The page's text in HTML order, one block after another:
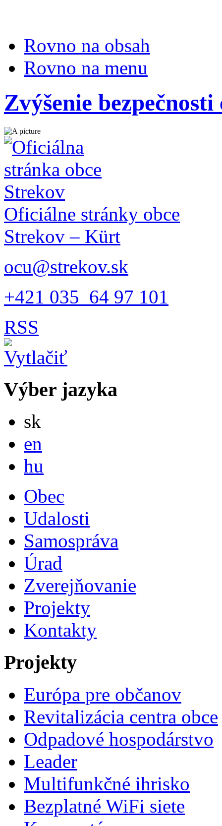
Rovno na obsah
Rovno na menu
Zvýšenie
Oficiálne stránky obce
Strekov – Kürt
ocu@strekov.sk
+421 035 64 97 101
RSS
Výber jazyka
sk
en
hu
Obec
Udalosti
Samospráva
Úrad
Zverejňovanie
Projekty
Kontakty
Projekty
Európa pre občanov
Revitalizácia centra obce
Odpadové hospodárstvo
Leader
Multifunkčné ihrisko
Bezplatné WiFi siete